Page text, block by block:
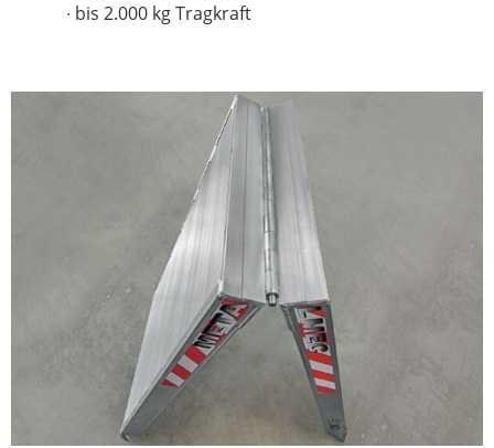
∙ bis 2.000 kg Tragkraft